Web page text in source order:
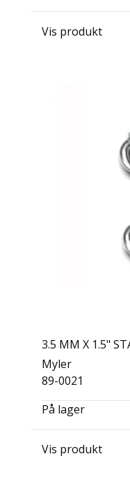
Vis produkt
3.5 MM X 1.5"
Myler
89-0021
På lager
Vis produkt